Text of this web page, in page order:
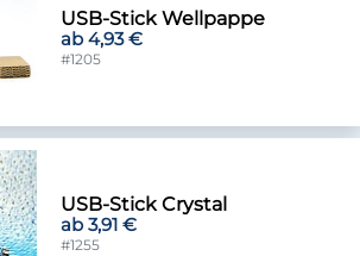
USB-Stick Wellpappe
ab 4,93 €
#1205
USB-Stick Crystal
ab 3,91 €
#1255